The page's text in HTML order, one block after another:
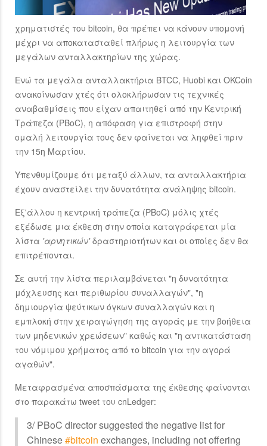
χρηματιστές του bitcoin, θα πρέπει να κάνουν υπομονή
μέχρι να αποκατασταθεί πλήρως η λειτουργία των
μεγάλων ανταλλακτηρίων της χώρας.
Ενώ τα μεγάλα ανταλλακτήρια BTCC, Huobi και OKCoin
ανακοίνωσαν χτές ότι ολοκλήρωσαν τις τεχνικές
αναβαθμίσεις που είχαν απαιτηθεί από την Κεντρική
Τράπεζα (PBoC), η απόφαση για επιστροφή στην
ομαλή λειτουργία τους δεν φαίνεται να ληφθεί πριν
την 15η Μαρτίου.
Υπενθυμίζουμε ότι μεταξύ άλλων, τα ανταλλακτήρια
έχουν αναστείλει την δυνατότητα ανάληψης bitcoin.
Εξ'άλλου η κεντρική τράπεζα (PBoC) μόλις χτές
εξέδωσε μια έκθεση στην οποία καταγράφεται μία
λίστα 'αρνητικών'δραστηριοτήτων και οι οποίες δεν θα
επιτρέπονται.
Σε αυτή την λίστα περιλαμβάνεται "η δυνατότητα
μόχλευσης και περιθωρίου συναλλαγών", "η
δημιουργία ψεύτικων όγκων συναλλαγών και η
εμπλοκή στην χειραγώγηση της αγοράς με την βοήθεια
των μηδενικών χρεώσεων" καθώς και "η αντικατάσταση
του νόμιμου χρήματος από το bitcoin για την αγορά
αγαθών".
Μεταφρασμένα αποσπάσματα της έκθεσης φαίνονται
στο παρακάτω tweet του cnLedger:
3/ PBoC director suggested the negative list for
Chinese#bitcoin exchanges, including not offering